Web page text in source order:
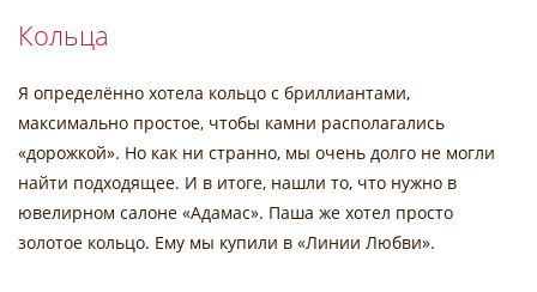
Кольца
Я определённо хотела кольцо с бриллиантами,
максимально простое, чтобы камни располагались
«дорожкой». Но как ни странно, мы очень долго не могли
найти подходящее. И в итоге, нашли то, что нужно в
ювелирном салоне «Адамас». Паша же хотел просто
золотое кольцо. Ему мы купили в «Линии Любви».